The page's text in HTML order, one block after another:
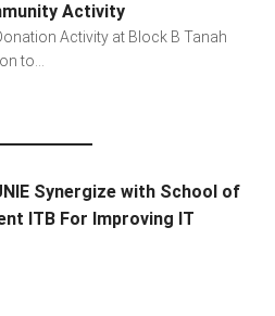
Activity
Activity at Block B Tanah
to...
Synergize with School of
ITB For Improving IT